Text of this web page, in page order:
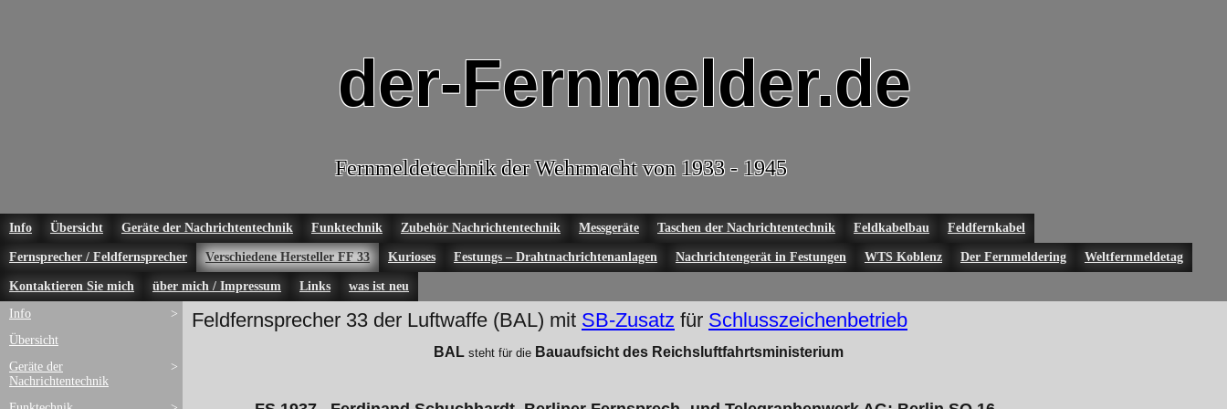
der-Fernmelder.de
Fernmeldetechnik der Wehrmacht von 1933 - 1945
Info Übersicht Geräte der Nachrichtentechnik Funktechnik Zubehör Nachrichtentechnik Messgeräte Taschen der Nachrichtentechnik Feldkabelbau Feldfernkabel
Fernsprecher / Feldfernsprecher Verschiedene Hersteller FF 33 Kurioses Festungs – Drahtnachrichtenanlagen Nachrichtengerät in Festungen WTS Koblenz Der Fernmeldering Weltfernmeldetag
Kontaktieren Sie mich über mich / Impressum Links
was ist neu
>
Info
Übersicht
>
Geräte der
Nachrichtentechnik
Feldfernsprecher 33 der Luftwaffe (BAL) mit SB-Zusatz für Schlusszeichenbetrieb
BAL steht für die Bauaufsicht des Reichsluftfahrtsministerium